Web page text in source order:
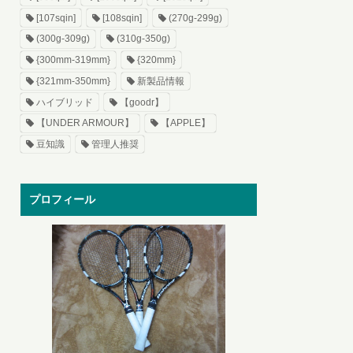
[107sqin]
[108sqin]
(270g-299g)
(300g-309g)
(310g-350g)
{300mm-319mm}
{320mm}
{321mm-350mm}
新製品情報
ハイブリッド
【goodr】
【UNDER ARMOUR】
【APPLE】
豆知識
管理人推奨
プロフィール